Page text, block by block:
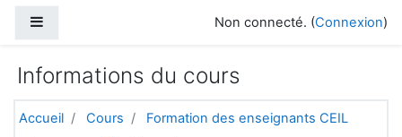
Non connecté. (Connexion)
Informations du cours
Accueil Cours
Formation des enseignants CEIL